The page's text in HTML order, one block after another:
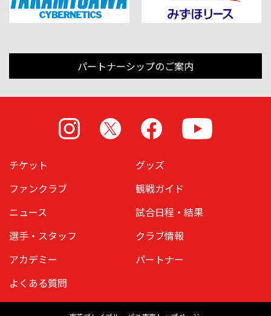
パートナーシップのご案内
Instagram Facebook
チケット
グッズ
ファンクラブ
観戦ガイド
ニュース
試合日程・結果
選手・スタッフ
クラブ情報
アカデミー
パートナー
よくある質問